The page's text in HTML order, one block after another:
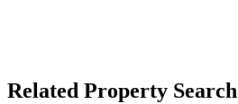
Related Property Search